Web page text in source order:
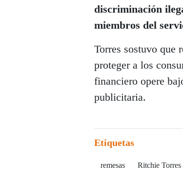
discriminación
miembros del
Torres sostuvo que
proteger a los
financiero opere
publicitaria.
Etiquetas
remesas Ritchie Torres